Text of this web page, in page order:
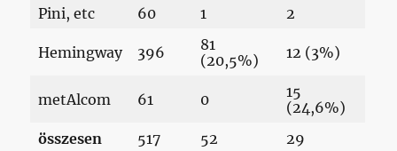
Pini, etc
60 1 2
Hemingway 396
81
(20,5%)
12 (3%)
metAlcom 61 0
15
(24,6%)
összesen
517 52 29